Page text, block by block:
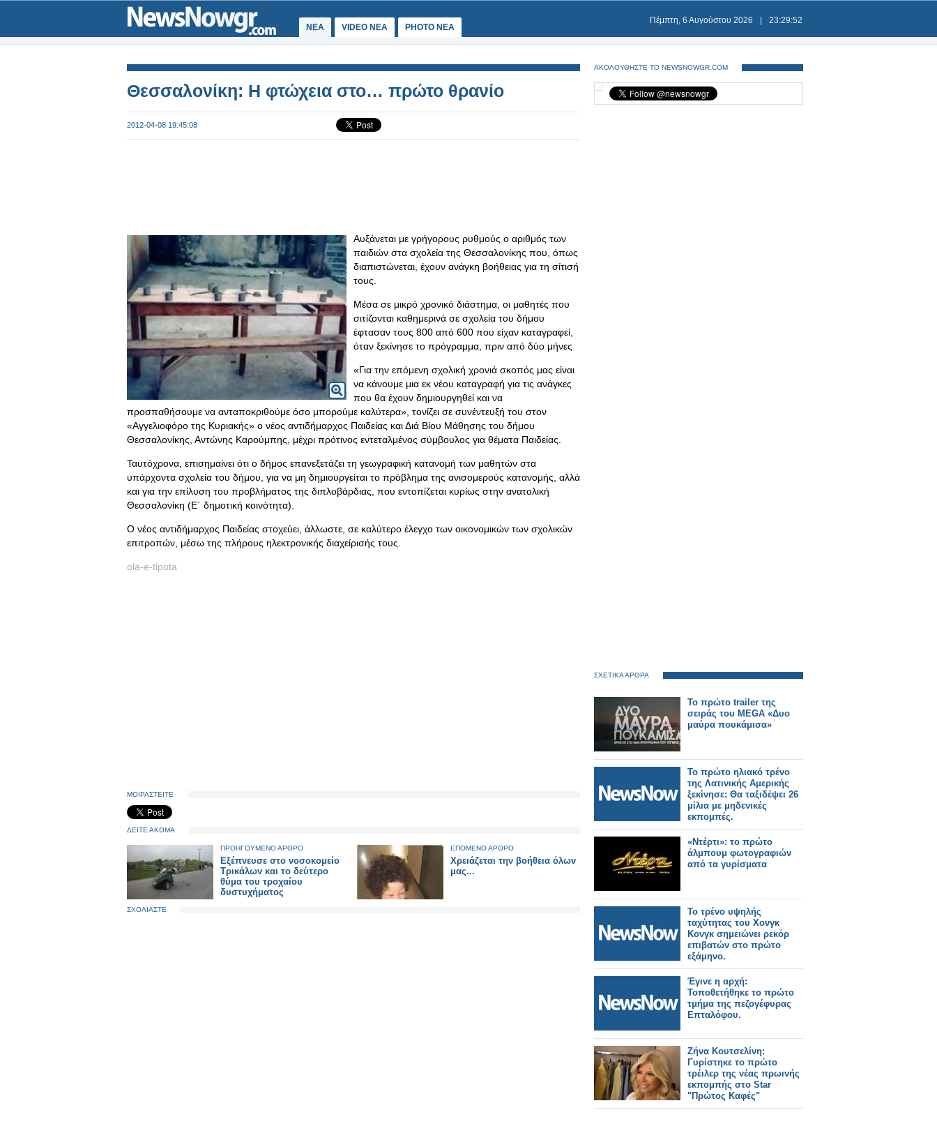
ΝΕΑ VIDEO NEA PHOTO NEA
Πέμπτη, 6 Αυγούστου 2026 23:29:52
Θεσσαλονίκη: Η φτώχεια στο… πρώτο θρανίο
2012-04-08 19:45:08
Αυξάνεται με γρήγορους ρυθμούς ο αριθμός των
παιδιών στα σχολεία της Θεσσαλονίκης που, όπως
διαπιστώνεται, έχουν ανάγκη βοήθειας για τη σίτισή
τους.
Μέσα σε μικρό χρονικό διάστημα, οι μαθητές που
σιτίζονται καθημερινά σε σχολεία του δήμου
έφτασαν τους 800 από 600 που είχαν καταγραφεί,
όταν ξεκίνησε το πρόγραμμα, πριν από δύο μήνες
«Για την επόμενη σχολική χρονιά σκοπός μας είναι
να κάνουμε μια εκ νέου καταγραφή για τις ανάγκες
που θα έχουν δημιουργηθεί και να
προσπαθήσουμε να ανταποκριθούμε όσο μπορούμε καλύτερα», τονίζει σε συνέντευξή του στον
«Αγγελιοφόρο της Κυριακής» ο νέος αντιδήμαρχος Παιδείας και Διά Βίου Μάθησης του δήμου
Θεσσαλονίκης, Αντώνης Καρούμπης, μέχρι πρότινος εντεταλμένος σύμβουλος για θέματα Παιδείας.
Ταυτόχρονα, επισημαίνει ότι ο δήμος επανεξετάζει τη γεωγραφική κατανομή των μαθητών στα
υπάρχοντα σχολεία του δήμου, για να μη δημιουργείται το πρόβλημα της ανισομερούς κατανομής, αλλά
και για την επίλυση του προβλήματος της διπλοβάρδιας, που εντοπίζεται κυρίως στην ανατολική
Θεσσαλονίκη (Ε΄ δημοτική κοινότητα).
Ο νέος αντιδήμαρχος Παιδείας στοχεύει, άλλωστε, σε καλύτερο έλεγχο των οικονομικών των σχολικών
επιτροπών, μέσω της πλήρους ηλεκτρονικής διαχείρισής τους.
ola-e-tipota
ΜΟΙΡΑΣΤΕΙΤΕ
ΔΕΙΤΕ ΑΚΟΜΑ
ΠΡΟΗΓΟΥΜΕΝΟ ΑΡΘΡΟ
Εξέπνευσε στο νοσοκομείο
Τρικάλων και το δεύτερο
θύμα του τροχαίου
δυστυχήματος
ΕΠΟΜΕΝΟ ΑΡΘΡΟ
Xρειάζεται την βοήθεια όλων
μας...
ΣΧΟΛΙΑΣΤΕ
ΑΚΟΛΟΥΘΗΣΤΕ ΤΟ NEWSNOWGR.COM
ΣΧΕΤΙΚΑ ΑΡΘΡΑ
Το πρώτο trailer της
σειράς του MEGA «Δυο
μαύρα πουκάμισα»
Το πρώτο ηλιακό τρένο
της Λατινικής Αμερικής
ξεκίνησε: Θα ταξιδέψει 26
μίλια με μηδενικές
εκπομπές.
«Ντέρτι»: το πρώτο
άλμπουμ φωτογραφιών
από τα γυρίσματα
Το τρένο υψηλής
ταχύτητας του Χονγκ
Κονγκ σημειώνει ρεκόρ
επιβατών στο πρώτο
εξάμηνο.
Έγινε η αρχή:
Τοποθετήθηκε το πρώτο
τμήμα της πεζογέφυρας
Επταλόφου.
Ζήνα Κουτσελίνη:
Γυρίστηκε το πρώτο
τρέιλερ της νέας πρωινής
εκπομπής στο Star
"Πρώτος Καφές"